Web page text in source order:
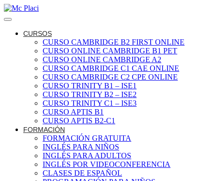
CURSOS
CURSO CAMBRIDGE B2 FIRST ONLINE
CURSO ONLINE CAMBRIDGE B1 PET
CURSO ONLINE CAMBRIDGE A2
CURSO CAMBRIDGE C1 CAE ONLINE
CURSO CAMBRIDGE C2 CPE ONLINE
CURSO TRINITY B1 – ISE1
CURSO TRINITY B2 – ISE2
CURSO TRINITY C1 – ISE3
CURSO APTIS B1
CURSO APTIS B2-C1
FORMACIÓN
FORMACIÓN GRATUITA
INGLÉS PARA NIÑOS
INGLÉS PARA ADULTOS
INGLÉS POR VIDEOCONFERENCIA
CLASES DE ESPAÑOL